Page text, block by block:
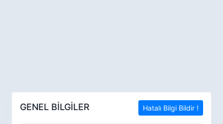
GENEL BİLGİLER Hatalı Bilgi Bildir !